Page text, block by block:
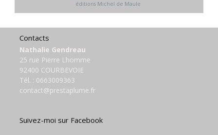
éditions Michel de Maule
Contacts
Nathalie Gendreau
25 rue Pierre Lhomme
92400 COURBEVOIE
Tél. : 0663009363
contact@prestaplume.fr
Suivez-moi sur Facebook